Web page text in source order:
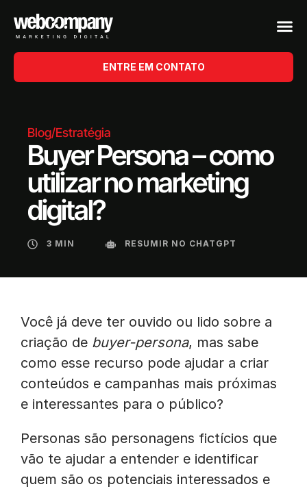
ENTRE EM CONTATO
Blog/Estratégia
Buyer Persona – como
utilizar no marketing
digital?
3 MIN RESUMIR NO CHATGPT
Você já deve ter ouvido ou lido sobre a
criação de buyer-persona, mas sabe
como esse recurso pode ajudar a criar
conteúdos e campanhas mais próximas
e interessantes para o público?
Personas são personagens fictícios que
vão te ajudar a entender e identificar
quem são os potenciais interessados e